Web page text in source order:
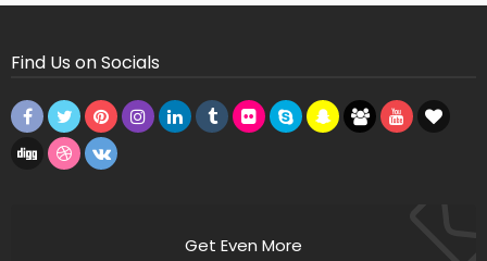
Find Us on Socials
Get Even More